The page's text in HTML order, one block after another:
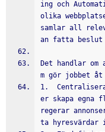
ing och
olika
samlar all
an fatta beslut
Det handlar
m gör jobbet
1.
er skapa egna
regerar
ta hyresvärdar